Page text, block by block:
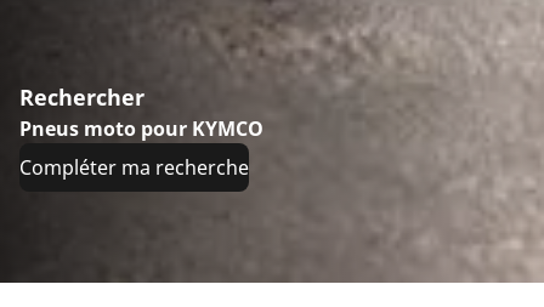
Rechercher
Pneus moto pour KYMCO
Compléter ma recherche